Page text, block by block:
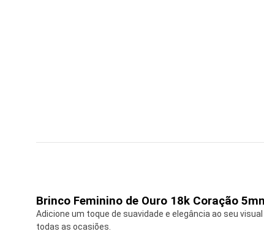
Brinco Feminino de Ouro 18k Coração
Adicione um toque de suavidade e elegância ao seu
todas as ocasiões.